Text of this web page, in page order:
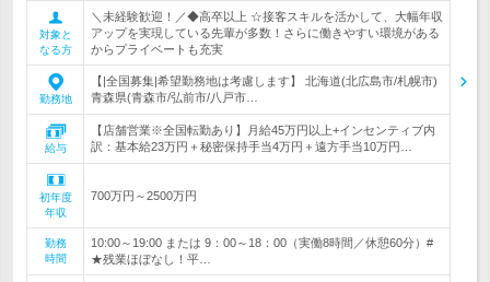
対象と
なる方
＼未経験歓迎！／◆高卒以上 ☆接客スキルを活かして、大幅年収
アップを実現している先輩が多数！さらに働きやすい環境がある
からプライベートも充実
勤務地
【|全国募集|希望勤務地は考慮します】 北海道(北広島市/札幌市)
青森県(青森市/弘前市/八戸市…
給与
【店舗営業※全国転勤あり】月給45万円以上+インセンティブ内
訳：基本給23万円＋秘密保持手当4万円＋遠方手当10万円…
初年度
年収
700万円～2500万円
勤務
時間
10:00～19:00 または 9：00～18：00（実働8時間／休憩60分）#
★残業ほぼなし！平…